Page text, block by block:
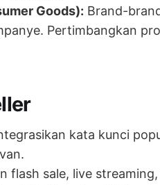
Goods): Brand-
Pertimbangkan
kata kunci
flash sale, live